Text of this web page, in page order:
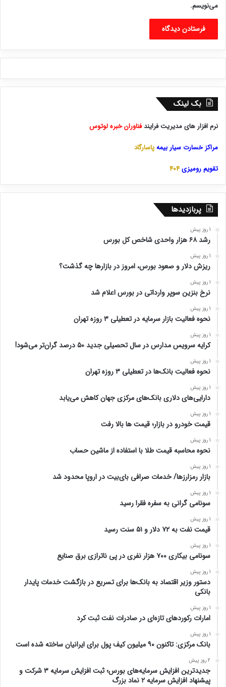
می‌نویسم.
بک لینک
نرم افزار های مدیریت فرایندفناوران خبره لوتوس
مراکز خسارت سیار بیمهپاسارگاد
تقویم رومیزی404
پربازدیدها
1 روز پیش
رشد ۶۸ هزار واحدی شاخص کل بورس
1 روز پیش
ریزش دلار و صعود بورس، امروز در بازارها چه گذشت؟
1 روز پیش
نرخ بنزین سوپر وارداتی در بورس اعلام شد
1 روز پیش
نحوه فعالیت بازار سرمایه در تعطیلی ۳ روزه تهران
1 روز پیش
کرایه سرویس مدارس در سال تحصیلی جدید ۵۰ درصد گران‌تر می‌شود!
1 روز پیش
نحوه فعالیت بانک‌ها در تعطیلی ۳ روزه تهران
1 روز پیش
دارایی‌های دلاری بانک‌های مرکزی جهان کاهش می‌یابد
1 روز پیش
قیمت خودرو در بازار؛ قیمت ها بالا رفت
1 روز پیش
نحوه محاسبه قیمت طلا با استفاده از ماشین حساب
1 روز پیش
بازار رمزارزها/ خدمات صرافی بای‌بیت در اروپا محدود شد
1 روز پیش
سونامی گرانی به سفره فقرا رسید
1 روز پیش
قیمت نفت به ۷۲ دلار و ۵۱ سنت رسید
1 روز پیش
سونامی بیکاری ۷۰۰ هزار نفری در پی ناترازی برق صنایع
1 روز پیش
دستور وزیر اقتصاد به بانک‌ها برای تسریع در بازگشت خدمات پایدار
بانکی
1 روز پیش
امارات رکورد‌های تازه‌ای در صادرات نفت ثبت کرد
1 روز پیش
بانک مرکزی: تاکنون ۹۰ میلیون کیف پول برای ایرانیان ساخته شده است
2 روز پیش
جدیدترین افزایش سرمایه‌های بورس؛ ثبت افزایش سرمایه ۳ شرکت و
پیشنهاد افزایش سرمایه ۲ نماد بزرگ